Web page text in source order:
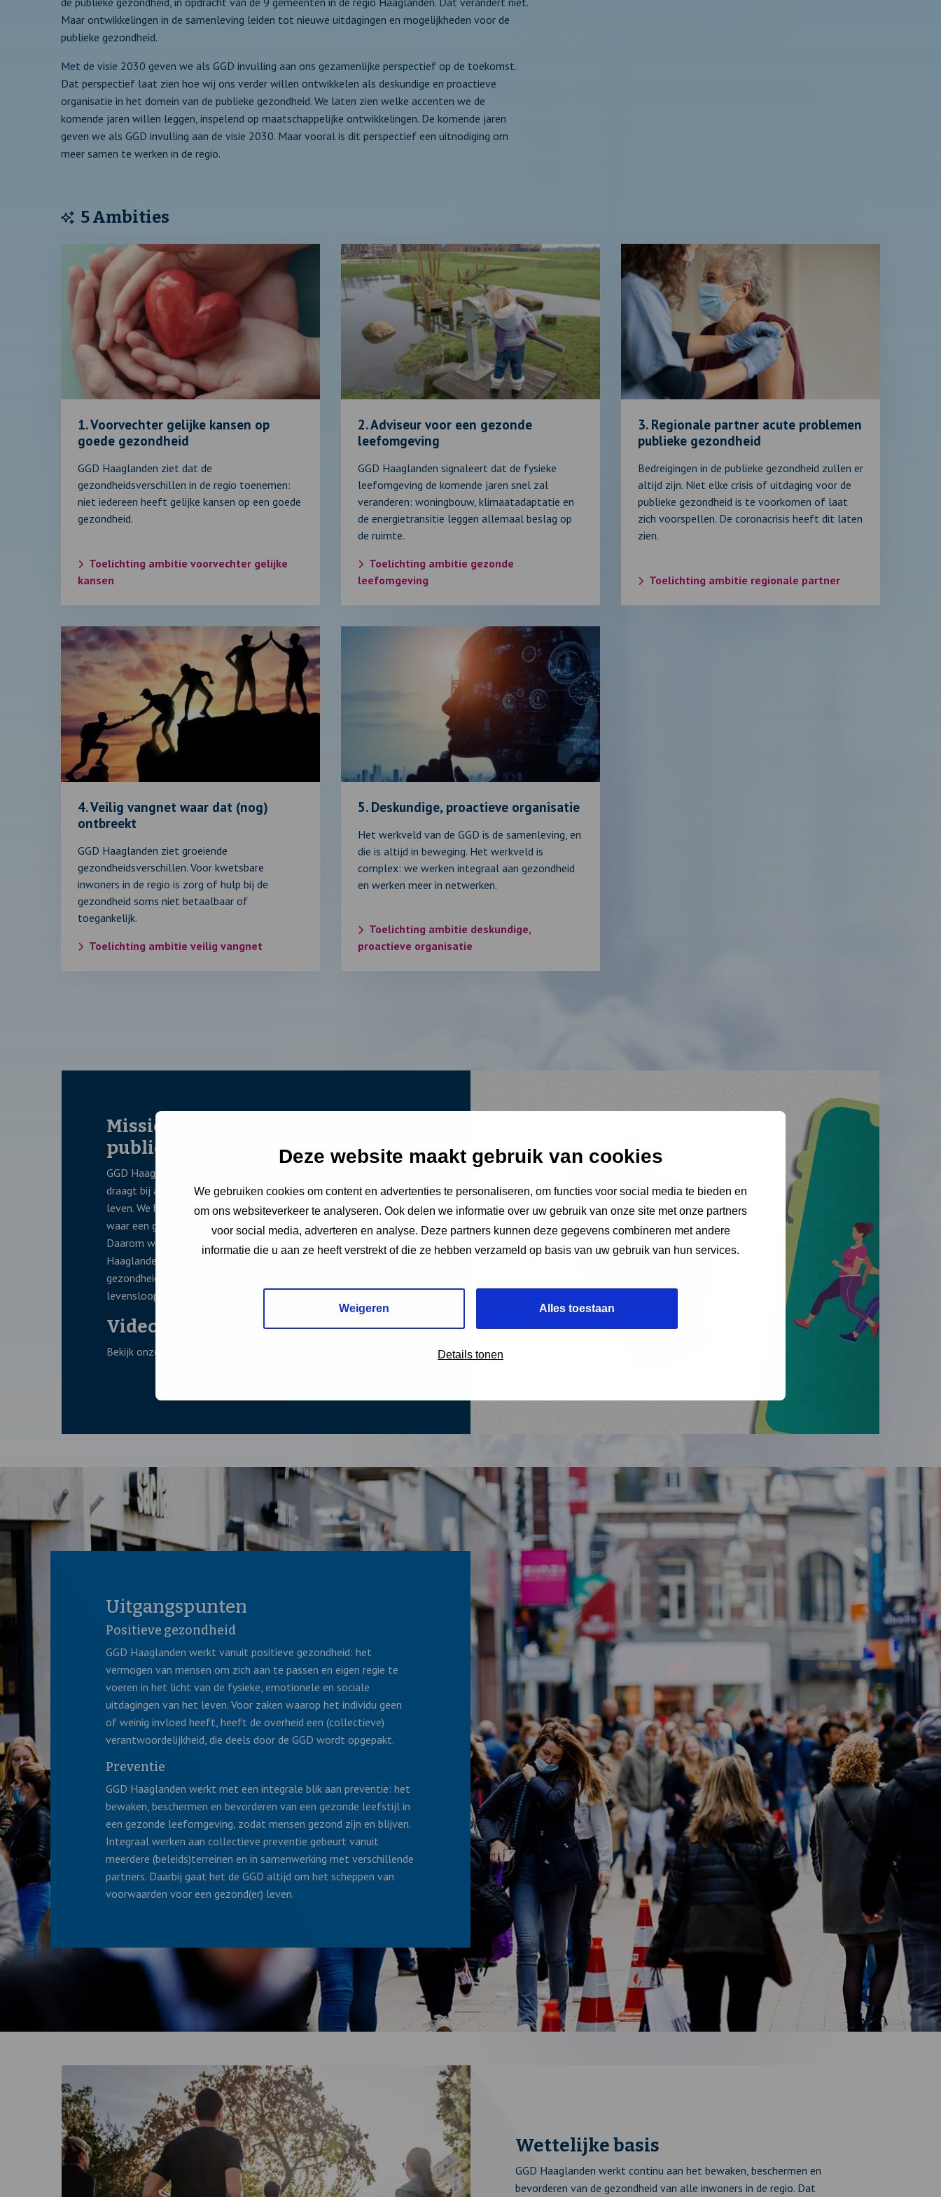
Deze website maakt gebruik van cookies
We gebruiken cookies om content en advertenties te personaliseren, om functies voor social media te bieden en
om ons websiteverkeer te analyseren. Ook delen we informatie over uw gebruik van onze site met onze partners
voor social media, adverteren en analyse. Deze partners kunnen deze gegevens combineren met andere
informatie die u aan ze heeft verstrekt of die ze hebben verzameld op basis van uw gebruik van hun services.
Weigeren Alles toestaan
Details tonen
Maar ontwikkelingen in de samenleving leiden tot nieuwe uitdagingen en mogelijkheden voor de
publieke gezondheid.
Met de visie 2030 geven we als GGD invulling aan ons gezamenlijke perspectief op de toekomst.
Dat perspectief laat zien hoe wij ons verder willen ontwikkelen als deskundige en proactieve
organisatie in het domein van de publieke gezondheid. We laten zien welke accenten we de
komende jaren willen leggen, inspelend op maatschappelijke ontwikkelingen. De komende jaren
geven we als GGD invulling aan de visie 2030. Maar vooral is dit perspectief een uitnodiging om
meer samen te werken in de regio.
5 Ambities
1. Voorvechter gelijke kansen op
goede gezondheid
GGD Haaglanden ziet dat de
gezondheidsverschillen in de regio toenemen:
niet iedereen heeft gelijke kansen op een goede
gezondheid.
Toelichting ambitie voorvechter gelijke
kansen
verder
over:
Voorvechter
gezondheid
2. Adviseur voor een gezonde
leefomgeving
GGD Haaglanden signaleert dat de fysieke
leefomgeving de komende jaren snel zal
veranderen: woningbouw, klimaatadaptatie en
de energietransitie leggen allemaal beslag op
de ruimte.
Toelichting ambitie gezonde
leefomgeving
Lees
verder
over:
2.
Adviseur
leefomgeving
3. Regionale partner acute problemen
publieke gezondheid
Bedreigingen in de publieke gezondheid zullen er
altijd zijn. Niet elke crisis of uitdaging voor de
publieke gezondheid is te voorkomen of laat
zich voorspellen. De coronacrisis heeft dit laten
zien.
Toelichting ambitie regionale partner
verder
Regionale
partner
problemen
publieke
gezondheid
4. Veilig vangnet waar dat (nog)
ontbreekt
GGD Haaglanden ziet groeiende
gezondheidsverschillen. Voor kwetsbare
inwoners in de regio is zorg of hulp bij de
gezondheid soms niet betaalbaar of
toegankelijk.
Toelichting ambitie veilig vangnet
Lees
verder
over:
4.
vangnet
waar
dat
(nog)
ontbreekt
5. Deskundige, proactieve organisatie
Het werkveld van de GGD is de samenleving, en
die is altijd in beweging. Het werkveld is
complex: we werken integraal aan gezondheid
en werken meer in netwerken.
Toelichting ambitie deskundige,
proactieve organisatie
Missie 2030: Gezondheid als
publiek goed
GGD Haaglanden ziet gezondheid als een publiek goed. De GGD
draagt bij aan de maatschappelijke voorwaarden voor een gezond
leven. We hebben een gedeeld belang in elkaars gezondheid, daar
waar een goede gezondheid de individuele invloed overstijgt.
Daarom werkt de GGD in opdracht van de 9 gemeenten in
Haaglanden vanuit een regionaal perspectief aan een goede
gezondheid voor alle inwoners in de regio, gedurende hun gehele
levensloop.
Video visie 2030
Bekijk onze visie in deze video (2 minuten).
Video
Uitgangspunten
Positieve gezondheid
GGD Haaglanden werkt vanuit positieve gezondheid: het
vermogen van mensen om zich aan te passen en eigen regie te
voeren in het licht van de fysieke, emotionele en sociale
uitdagingen van het leven. Voor zaken waarop het individu geen
of weinig invloed heeft, heeft de overheid een (collectieve)
verantwoordelijkheid, die deels door de GGD wordt opgepakt.
Preventie
GGD Haaglanden werkt met een integrale blik aan preventie: het
bewaken, beschermen en bevorderen van een gezonde leefstijl in
een gezonde leefomgeving, zodat mensen gezond zijn en blijven.
Integraal werken aan collectieve preventie gebeurt vanuit
meerdere (beleids)terreinen en in samenwerking met verschillende
partners. Daarbij gaat het de GGD altijd om het scheppen van
voorwaarden voor een gezond(er) leven.
Wettelijke basis
GGD Haaglanden werkt continu aan het bewaken, beschermen en
bevorderen van de gezondheid van alle inwoners in de regio. Dat